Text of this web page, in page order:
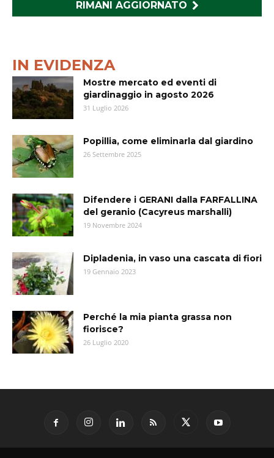
RIMANI AGGIORNATO
IN EVIDENZA
Mostre mercato ed eventi di
giardinaggio in agosto 2026
31 Luglio 2026
Popillia, come eliminarla dal giardino
26 Settembre 2025
Difendere i GERANI dalla FARFALLINA
del geranio (Cacyreus marshalli)
19 Novembre 2024
Dipladenia, in vaso una cascata di fiori
19 Gennaio 2023
Perché la mia pianta grassa non
fiorisce?
26 Luglio 2020